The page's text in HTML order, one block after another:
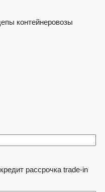
контейнеровозы
кредит рассрочка trade-in